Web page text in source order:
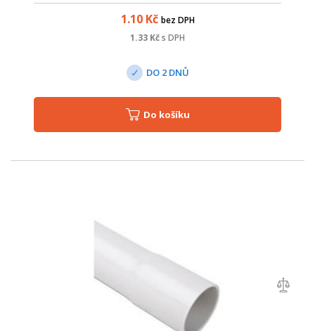
1.10Kč bez DPH
1.33 Kčs DPH
DO 2 DNŮ
Do košíku